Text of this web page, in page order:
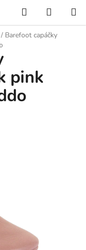
Hledat
KOŠÍK
/ Barefoot capáčky
pink